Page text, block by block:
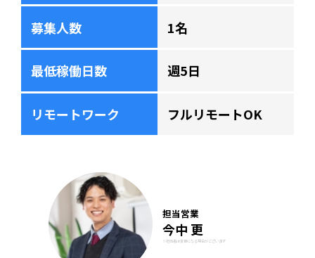
募集人数 1名
最低稼働日数 週5日
リモートワーク フルリモートOK
担当営業
今中 更
※担当者は変更になる場合がございます